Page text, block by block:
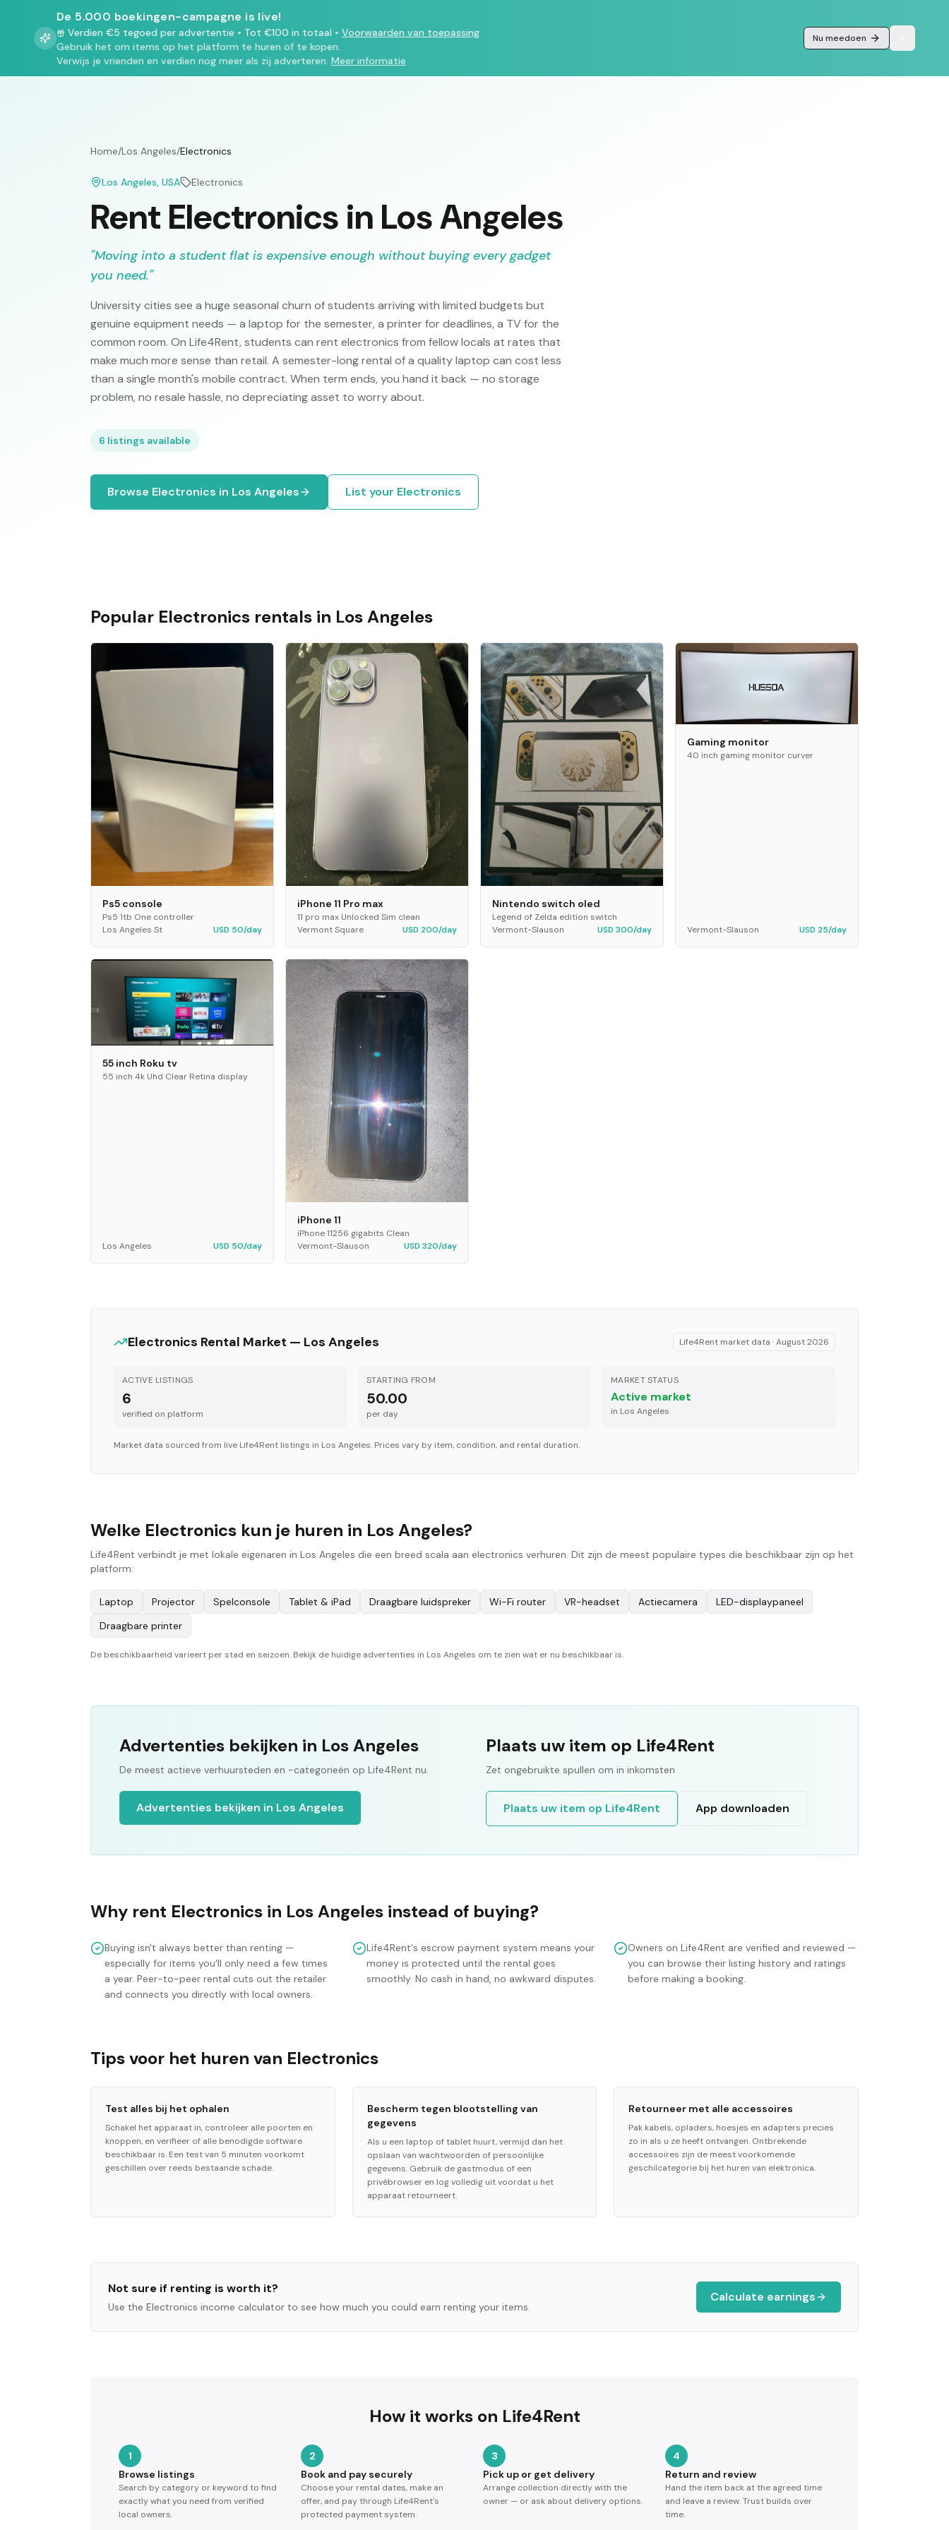
De 5.000 boekingen-campagne is live!
Verdien €5 tegoed per advertentie • Tot €100 in totaal • Voorwaarden van toepassing
Gebruik het om items op het platform te huren of te kopen.
Verwijs je vrienden en verdien nog meer als zij adverteren. Meer informatie
Nu meedoen
Home/Los Angeles/Electronics
Los Angeles, USA Electronics
Rent Electronics in Los Angeles
"Moving into a student flat is expensive enough without buying every gadget
you need."
University cities see a huge seasonal churn of students arriving with limited budgets but
genuine equipment needs — a laptop for the semester, a printer for deadlines, a TV for the
common room. On Life4Rent, students can rent electronics from fellow locals at rates that
make much more sense than retail. A semester-long rental of a quality laptop can cost less
than a single month's mobile contract. When term ends, you hand it back — no storage
problem, no resale hassle, no depreciating asset to worry about.
6 listings available
Browse Electronics in Los Angeles List your Electronics
Popular Electronics rentals in Los Angeles
Ps5 console
Ps5 1tb One controller
Los Angeles St
USD 50/day
iPhone 11 Pro max
11 pro max Unlocked Sim clean
Vermont Square
USD 200/day
Nintendo switch oled
Legend of Zelda edition switch
Vermont-Slauson
USD 300/day
Gaming monitor
40 inch gaming monitor curver
Vermont-Slauson USD 25/day
55 inch Roku tv
55 inch 4k Uhd Clear Retina display
Los Angeles USD 50/day
iPhone 11
iPhone 11256 gigabits Clean
Vermont-Slauson
USD 320/day
Electronics Rental Market — Los Angeles Life4Rent market data ·August 2026
ACTIVE LISTINGS
6
verified on platform
STARTING FROM
50.00
per day
MARKET STATUS
Active market
in Los Angeles
Market data sourced from live Life4Rent listings in Los Angeles. Prices vary by item, condition, and rental duration.
Welke Electronics kun je huren in Los Angeles?
Life4Rent verbindt je met lokale eigenaren in Los Angeles die een breed scala aan electronics verhuren. Dit zijn de meest populaire types die beschikbaar zijn op het
platform:
Laptop Projector Spelconsole Tablet & iPad Draagbare luidspreker Wi-Fi router VR-headset Actiecamera
LED-displaypaneel
Draagbare printer
De beschikbaarheid varieert per stad en seizoen. Bekijk de huidige advertenties in Los Angeles om te zien wat er nu beschikbaar is.
Advertenties bekijken in Los Angeles
De meest actieve verhuursteden en -categorieën op Life4Rent nu.
Advertenties bekijken in Los Angeles
Plaats uw item op Life4Rent
Zet ongebruikte spullen om in inkomsten
Plaats uw item op Life4Rent App downloaden
Why rent Electronics in Los Angeles instead of buying?
Buying isn't always better than renting —
especially for items you'll only need a few times
a year. Peer-to-peer rental cuts out the retailer
and connects you directly with local owners.
Life4Rent's escrow payment system means your
money is protected until the rental goes
smoothly. No cash in hand, no awkward disputes.
Owners on Life4Rent are verified and reviewed —
you can browse their listing history and ratings
before making a booking.
Tips voor het huren van Electronics
Test alles bij het ophalen
Schakel het apparaat in, controleer alle poorten en
knoppen, en verifieer of alle benodigde software
beschikbaar is. Een test van 5 minuten voorkomt
geschillen over reeds bestaande schade.
Bescherm tegen blootstelling van
gegevens
Als u een laptop of tablet huurt, vermijd dan het
opslaan van wachtwoorden of persoonlijke
gegevens. Gebruik de gastmodus of een
privébrowser en log volledig uit voordat u het
apparaat retourneert.
Retourneer met alle accessoires
Pak kabels, opladers, hoesjes en adapters precies
zo in als u ze heeft ontvangen. Ontbrekende
accessoires zijn de meest voorkomende
geschilcategorie bij het huren van elektronica.
Not sure if renting is worth it?
Use the Electronics income calculator to see how much you could earn renting your items.
Calculate earnings
How it works on Life4Rent
1
Browse listings
Search by category or keyword to find
exactly what you need from verified
local owners.
2
Book and pay securely
Choose your rental dates, make an
offer, and pay through Life4Rent's
protected payment system.
3
Pick up or get delivery
Arrange collection directly with the
owner — or ask about delivery options.
4
Return and review
Hand the item back at the agreed time
and leave a review. Trust builds over
time.